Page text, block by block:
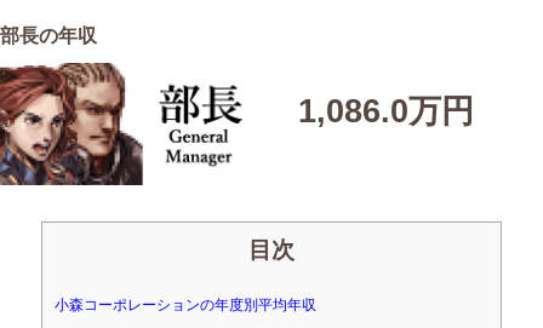
部長の年収
1,086.0万円
目次
小森コーポレーションの年度別平均年収